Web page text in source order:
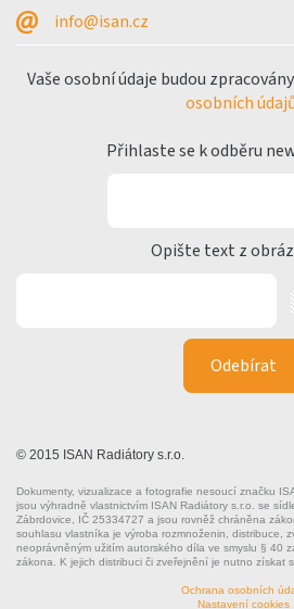
info@isan.cz
Vaše osobní údaje budou
osobních
Přihlaste se k odběru
Opište text z
© 2015 ISAN Radiátory s.r.o.
Dokumenty, vizualizace a fotografie nesoucí značku
jsou výhradně vlastnictvím ISAN Radiátory s.r.o. se
Zábrdovice, IČ 25334727 a jsou rovněž chráněna
souhlasu vlastníka je výroba rozmnoženin, distribuce,
neoprávněným užitím autorského díla ve smyslu § 40
zákona. K jejich distribuci či zveřejnění je nutno získat
Ochrana osobních
Nastavení cookies